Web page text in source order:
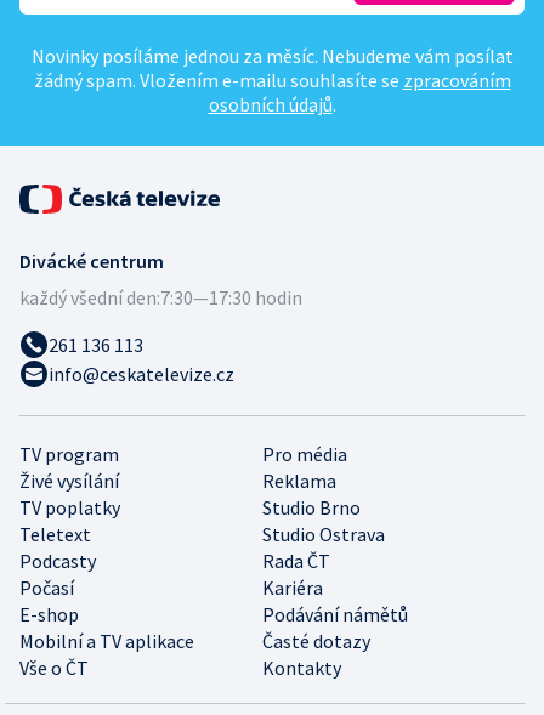
Novinky posíláme jednou za měsíc. Nebudeme vám posílat
žádný spam. Vložením e-mailu souhlasíte se zpracováním
osobních údajů.